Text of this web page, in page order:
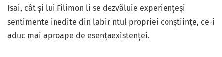
Isai, cât și lui Filimon li se dezvăluie experiențeși
sentimente inedite din labirintul propriei conștiințe, ce-i
aduc mai aproape de esențaexistenței.